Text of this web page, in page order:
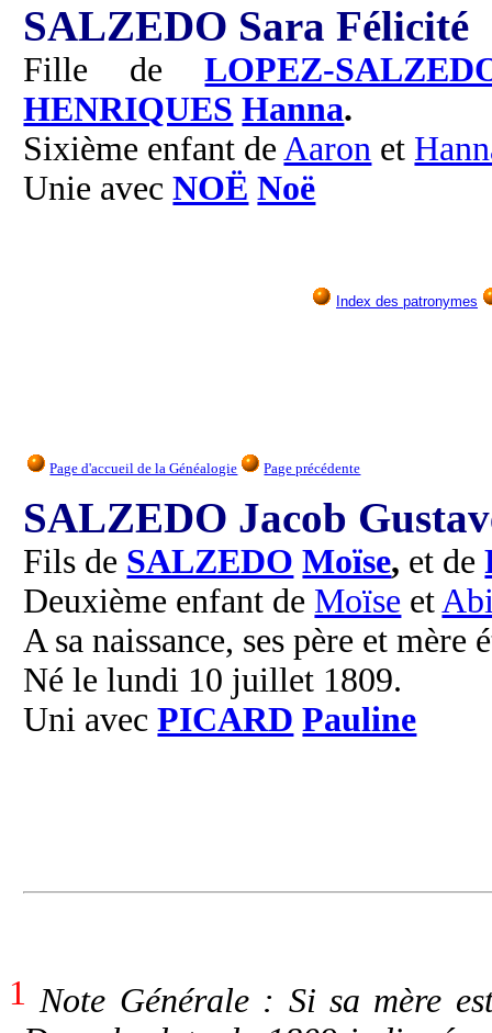
SALZEDO Sara Félicité
Fille deLOPEZ-
HENRIQUES Hanna.
Sixième enfant de Aaron et
Unie avecNOË Noë
Index des patronymes
Page d'accueil de la Généalogie Page précédente
SALZEDO Jacob
Fils de SALZEDO Moïse, et de
Deuxième enfant de Moïse et
A sa naissance, ses père et mère
Né le lundi 10 juillet 1809.
Uni avecPICARD Pauline
1 Note Générale : Si sa mère